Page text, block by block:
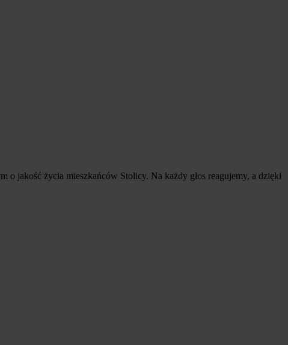
o jakość życia mieszkańców Stolicy. Na każdy głos reagujemy, a dzięki